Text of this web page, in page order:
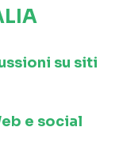
su siti
e social